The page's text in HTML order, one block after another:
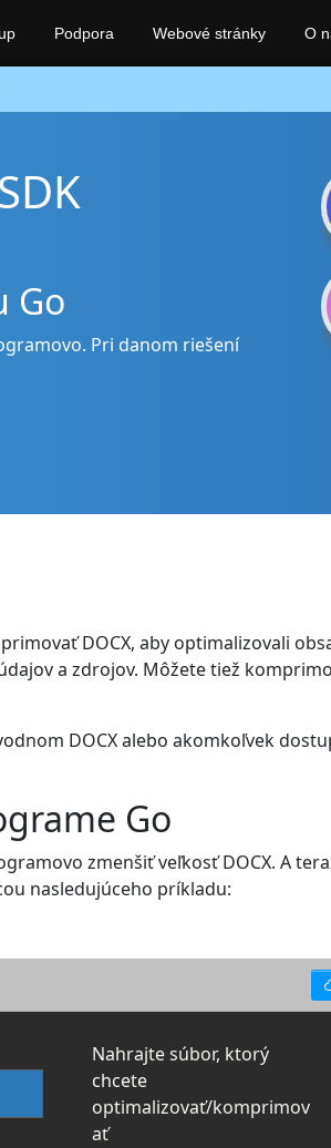
Go
Pri danom riešení
DOCX, aby optimalizovali
a zdrojov. Môžete tiež
DOCX alebo akomkoľvek
Go
zmenšiť veľkosť DOCX. A
nasledujúceho príkladu:
Nahrajte súbor, ktorý
chcete
optimalizovať/komprimov
ať
Podpora Webové stránky O